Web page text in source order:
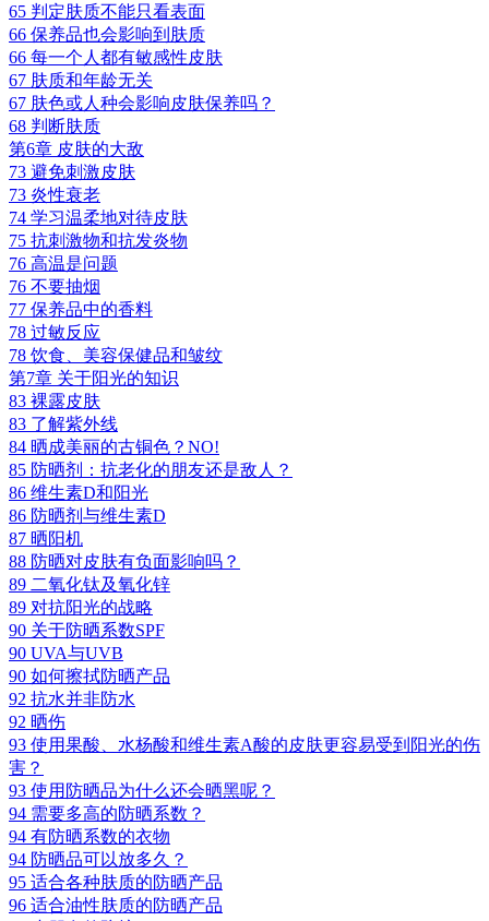
65 判定肤质不能只看表面
66 保养品也会影响到肤质
66 每一个人都有敏感性皮肤
67 肤质和年龄无关
67 肤色或人种会影响皮肤保养吗？
68 判断肤质
第6章 皮肤的大敌
73 避免刺激皮肤
73 炎性衰老
74 学习温柔地对待皮肤
75 抗刺激物和抗发炎物
76 高温是问题
76 不要抽烟
77 保养品中的香料
78 过敏反应
78 饮食、美容保健品和皱纹
第7章 关于阳光的知识
83 裸露皮肤
83 了解紫外线
84 晒成美丽的古铜色？NO!
85 防晒剂：抗老化的朋友还是敌人？
86 维生素D和阳光
86 防晒剂与维生素D
87 晒阳机
88 防晒对皮肤有负面影响吗？
89 二氧化钛及氧化锌
89 对抗阳光的战略
90 关于防晒系数SPF
90 UVA与UVB
90 如何擦拭防晒产品
92 抗水并非防水
92 晒伤
93 使用果酸、水杨酸和维生素A酸的皮肤更容易受到阳光的伤
害？
93 使用防晒品为什么还会晒黑呢？
94 需要多高的防晒系数？
94 有防晒系数的衣物
94 防晒品可以放多久？
95 适合各种肤质的防晒产品
96 适合油性肤质的防晒产品